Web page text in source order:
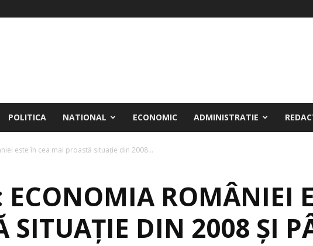
POLITICA NATIONAL ECONOMIC ADMINISTRATIE
este în cea mai proastă situație din 2008...
ECONOMIA ROMÂNIEI
SITUAȚIE DIN 2008 ȘI